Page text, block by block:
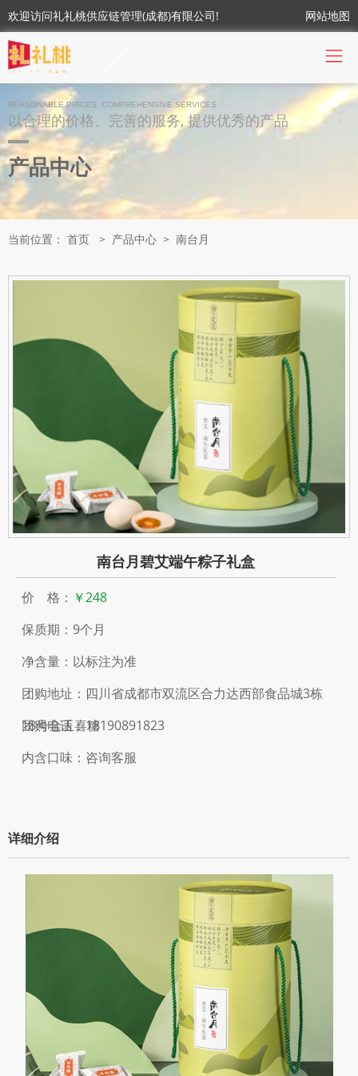
欢迎访问礼礼桃供应链管理(成都)有限公司! 网站地图
REASONABLE PRICES, COMPREHENSIVE SERVICES
以合理的价格、完善的服务, 提供优秀的产品
产品中心
当前位置： 首页 > 产品中心 > 南台月
南台月碧艾端午粽子礼盒
价 格： ￥248
保质期：9个月
净含量：以标注为准
团购地址：四川省成都市双流区合力达西部食品城3栋
18号金玉喜糖
团购电话：18190891823
内含口味：咨询客服
详细介绍